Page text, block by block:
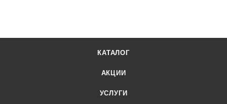
КАТАЛОГ
АКЦИИ
УСЛУГИ